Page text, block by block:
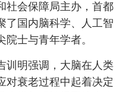
社会保障局主办，首都
了国内脑科学、人工智
士与青年学者。
训明强调，大脑在人类
对衰老过程中起着决定